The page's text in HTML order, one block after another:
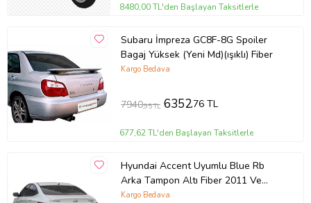
8480,00 TL'den Başlayan Taksitlerle
Subaru İmpreza GC8F-8G Spoiler
Bagaj Yüksek (Yeni Md)(ışıklı) Fiber
Kargo Bedava
7940,95 TL 6352,76 TL
677,62 TL'den Başlayan Taksitlerle
Hyundai Accent Uyumlu Blue Rb
Arka Tampon Altı Fiber 2011 Ve
Sonrası
Kargo Bedava